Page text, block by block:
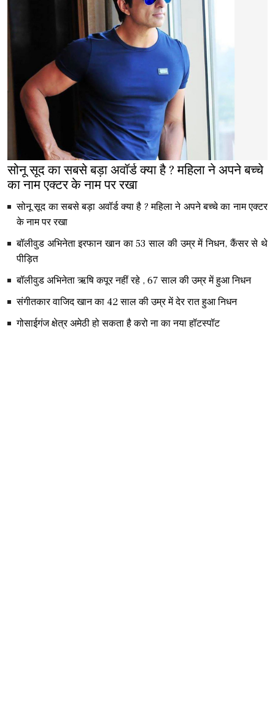
सोनू सूद का सबसे बड़ा अवॉर्ड क्या है ? महिला ने अपने बच्चे
का नाम एक्टर के नाम पर रखा
सोनू सूद का सबसे बड़ा अवॉर्ड क्या है ? महिला ने अपने बच्चे का नाम एक्टर
के नाम पर रखा
बॉलीवुड अभिनेता इरफान खान का 53 साल की उम्र में निधन, कैंसर से थे
पीड़ित
बॉलीवुड अभिनेता ऋषि कपूर नहीं रहे , 67 साल की उम्र में हुआ निधन
संगीतकार वाजिद खान का 42 साल की उम्र में देर रात हुआ निधन
गोसाईगंज क्षेत्र अमेठी हो सकता है करो ना का नया हॉटस्पॉट